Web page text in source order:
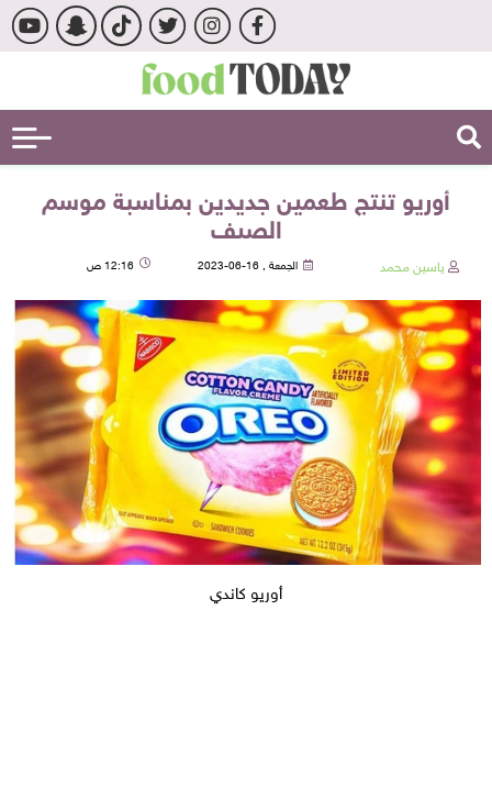
أوريو تنتج طعمين جديدين بمناسبة موسم
الصيف
ياسين محمد الجمعة , 16-06-2023 12:16 ص
أوريو كاندي